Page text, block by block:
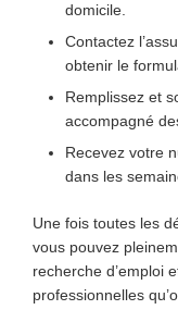
domicile.
Contactez
obtenir le
Remplissez et
accompagné
Recevez votre
dans les
Une fois toutes les
vous pouvez
recherche d’emploi
professionnelles